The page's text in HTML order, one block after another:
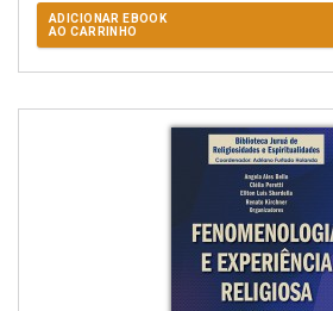
ADICIONAR EBOOK
AO CARRINHO